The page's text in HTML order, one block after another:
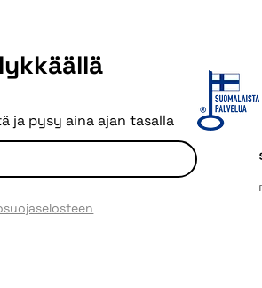
ja pysy aina ajan tasalla